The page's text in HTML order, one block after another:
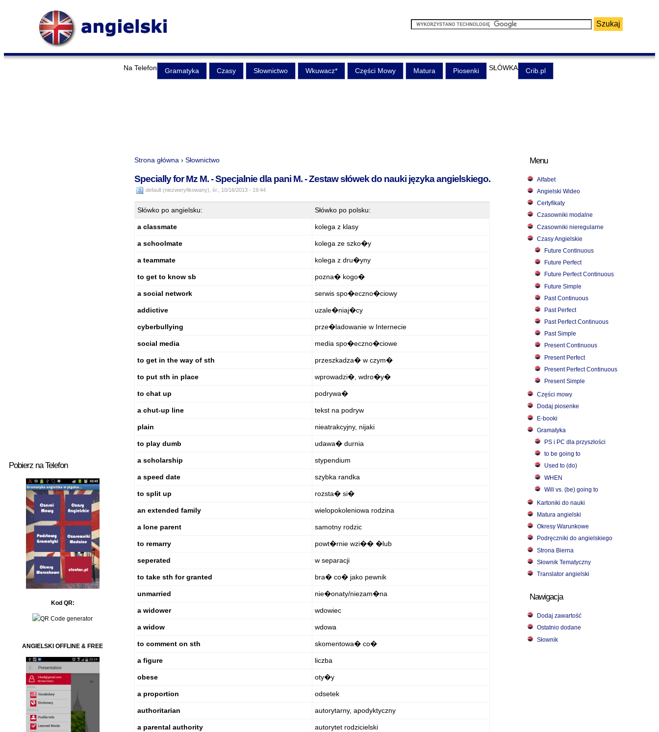
Na Telefon Gramatyka Czasy Słownictwo Wkuwacz* Części Mowy Matura Piosenki SŁÓWKA Crib.pl
Menu
Alfabet
Angielski Wideo
Certyfikaty
Czasowniki modalne
Czasowniki nieregularne
Czasy Angielskie
Future Continuous
Future Perfect
Future Perfect Continuous
Future Simple
Past Continuous
Past Perfect
Past Perfect Continuous
Past Simple
Present Continuous
Present Perfect
Present Perfect Continuous
Present Simple
Części mowy
Dodaj piosenke
E-booki
Gramatyka
PS i PC dla przyszłości
to be going to
Used to (do)
WHEN
Will vs. (be) going to
Kartoniki do nauki
Matura angielski
Okresy Warunkowe
Podręczniki do angielskiego
Strona Bierna
Słownik Tematyczny
Translator angielski
Nawigacja
Dodaj zawartość
Ostatnio dodane
Słownik
Pobierz na Telefon
Kod QR:
ANGIELSKI OFFLINE & FREE
Strona główna › Słownictwo
Specially for Mz M. - Specjalnie dla pani M. - Zestaw słówek do nauki języka angielskiego.
default (niezweryfikowany), śr., 10/16/2013 - 19:44
Słówko po angielsku: Słówko po polsku:
a classmate kolega z klasy
a schoolmate kolega ze szko�y
a teammate kolega z dru�yny
to get to know sb pozna� kogo�
a social network serwis spo�eczno�ciowy
addictive uzale�niaj�cy
cyberbullying prze�ladowanie w Internecie
social media media spo�eczno�ciowe
to get in the way of sth przeszkadza� w czym�
to put sth in place wprowadzi�, wdro�y�
to chat up podrywa�
a chut-up line tekst na podryw
plain nieatrakcyjny, nijaki
to play dumb udawa� durnia
a scholarship stypendium
a speed date szybka randka
to split up rozsta� si�
an extended family wielopokoleniowa rodzina
a lone parent samotny rodzic
to remarry powt�rnie wzi�� �lub
seperated w separacji
to take sth for granted bra� co� jako pewnik
unmarried nie�onaty/niezam�na
a widower wdowiec
a widow wdowa
to comment on sth skomentowa� co�
a figure liczba
obese oty�y
a proportion odsetek
authoritarian autorytarny, apodyktyczny
a parental authority autorytet rodzicielski